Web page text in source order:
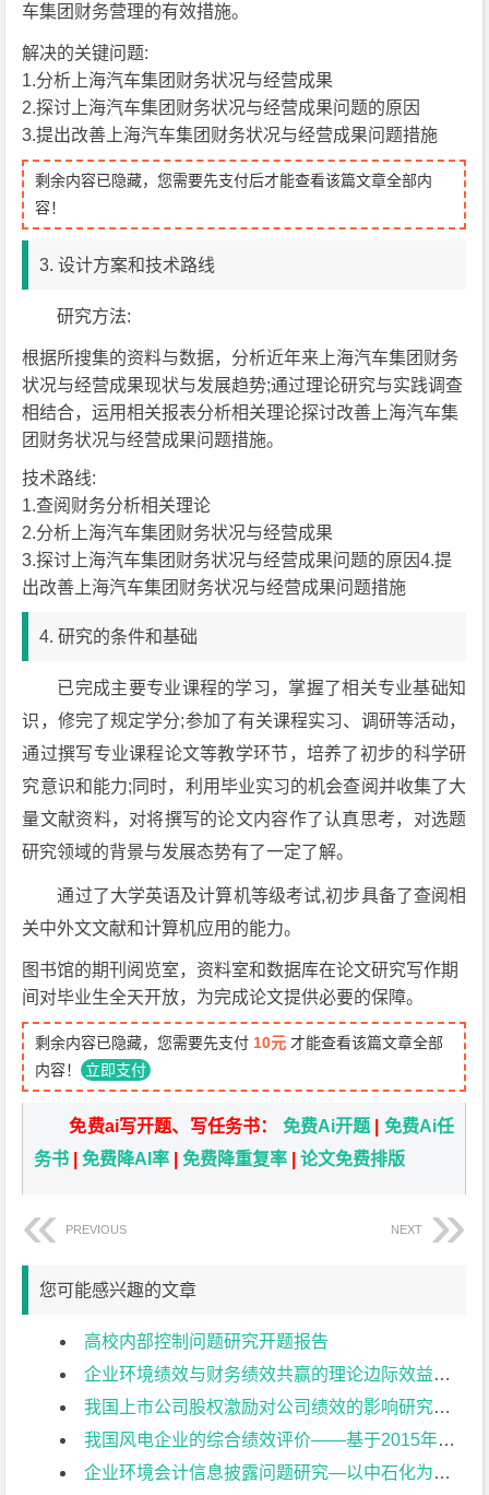
车集团财务营理的有效措施。
解决的关键问题:
1.分析上海汽车集团财务状况与经营成果
2.探讨上海汽车集团财务状况与经营成果问题的原因
3.提出改善上海汽车集团财务状况与经营成果问题措施
剩余内容已隐藏，您需要先支付后才能查看该篇文章全部内
容！
3. 设计方案和技术路线
研究方法:
根据所搜集的资料与数据，分析近年来上海汽车集团财务
状况与经营成果现状与发展趋势;通过理论研究与实践调查
相结合，运用相关报表分析相关理论探讨改善上海汽车集
团财务状况与经营成果问题措施。
技术路线:
1.查阅财务分析相关理论
2.分析上海汽车集团财务状况与经营成果
3.探讨上海汽车集团财务状况与经营成果问题的原因4.提
出改善上海汽车集团财务状况与经营成果问题措施
4. 研究的条件和基础
已完成主要专业课程的学习，掌握了相关专业基础知
识，修完了规定学分;参加了有关课程实习、调研等活动，
通过撰写专业课程论文等教学环节，培养了初步的科学研
究意识和能力;同时，利用毕业实习的机会查阅并收集了大
量文献资料，对将撰写的论文内容作了认真思考，对选题
研究领域的背景与发展态势有了一定了解。
通过了大学英语及计算机等级考试,初步具备了查阅相
关中外文文献和计算机应用的能力。
图书馆的期刊阅览室，资料室和数据库在论文研究写作期
间对毕业生全天开放，为完成论文提供必要的保障。
剩余内容已隐藏，您需要先支付 10元 才能查看该篇文章全部
内容！ 立即支付
免费ai写开题、写任务书： 免费Ai开题
免费Ai任
务书 |免费降AI率 |免费降重复率 |论文免费排版
PREVIOUS NEXT
您可能感兴趣的文章
高校内部控制问题研究开题报告
企业环境绩效与财务绩效共赢的理论边际效益研究开题报告
我国上市公司股权激励对公司绩效的影响研究开题报告
我国风电企业的综合绩效评价——基于2015年上市公司的数据开题报告
企业环境会计信息披露问题研究—以中石化为例开题报告